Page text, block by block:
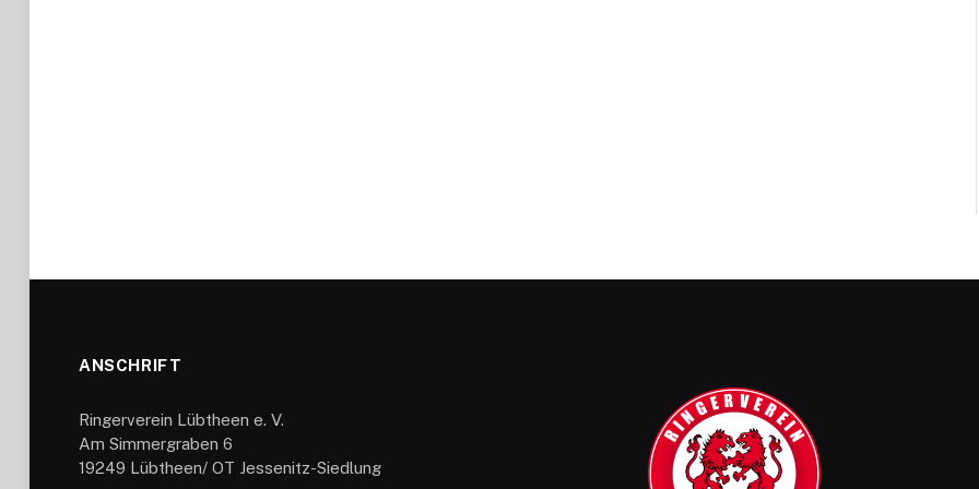
ANSCHRIFT
Ringerverein Lübtheen e. V.
Am Simmergraben 6
19249 Lübtheen/ OT Jessenitz-Siedlung